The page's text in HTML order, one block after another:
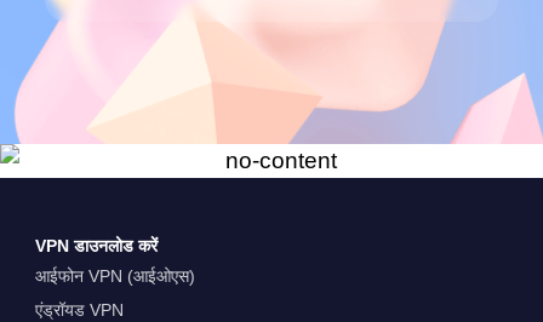
VPN डाउनलोड करें
आईफोन VPN (आईओएस)
एंड्रॉयड VPN